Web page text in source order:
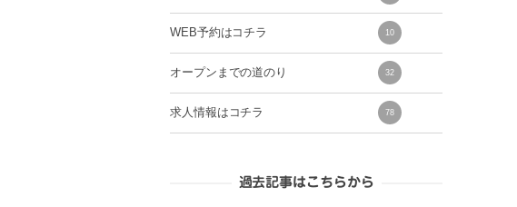
WEB予約はコチラ 10
オープンまでの道のり 32
求人情報はコチラ 78
過去記事はこちらから